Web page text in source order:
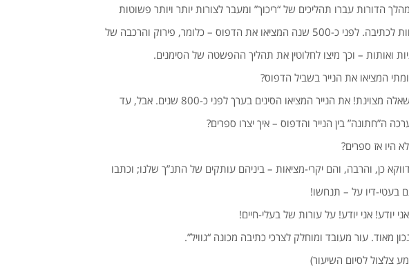
הדורות עברו תהליכים של “ריכוך” ומעבר לצורות יותר ויותר פשוטות
לפני כ-500 שנה המציאו את הדפוס – כלומר, פירוק והרכבה של
ואותות – וכך מיצו לחלוטין את תהליך ההפשטה של הסימנים.
המציאו את הנייר בשביל הדפוס?
מצוינת! את הנייר המציאו הסינים בערך לפני כ-800 שנים. אבל, עד
ה”חתונה” בין הנייר והדפוס – איך יצרו ספרים?
היו אז ספרים?
כן, והרבה, והם יקרי-מציאות – ביניהם עותקים של התנ”ך שלנו; וכתבו
בעטי-דיו על – תנחשו!
יודע! אני יודע! על עורות של בעלי-חיים!
מאוד. עור מעובד ומוחלק לצרכי כתיבה מכונה “גוויל”.
צלצול לסיום השיעור)